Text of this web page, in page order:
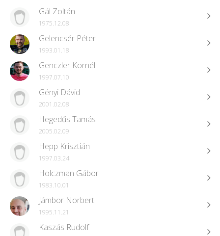
Gál Zoltán
1975.12.08
Gelencsér Péter
1993.01.18
Genczler Kornél
1997.07.10
Gényi Dávid
2001.02.08
Hegedűs Tamás
2005.02.09
Hepp Krisztián
1997.03.24
Holczman Gábor
1983.10.01
Jámbor Norbert
1995.11.21
Kaszás Rudolf